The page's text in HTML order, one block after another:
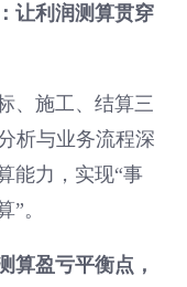
让利润测算贯穿
、施工、结算三
析与业务流程深
能力，实现“事
。
盈亏平衡点，